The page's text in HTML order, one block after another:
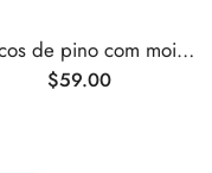
Brincos de pino com moissanita de 2 quilates com corte asscher.
$59.00